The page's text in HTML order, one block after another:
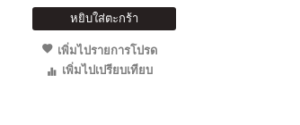
หยิบใส่ตะกร้า
เพิ่มไปรายการโปรด
เพิ่มไปเปรียบเทียบ